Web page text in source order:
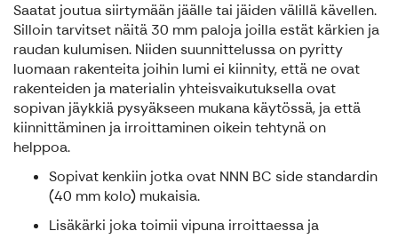
Saatat joutua siirtymään jäälle tai jäiden välillä kävellen.
Silloin tarvitset näitä 30 mm paloja joilla estät kärkien ja
raudan kulumisen. Niiden suunnittelussa on pyritty
luomaan rakenteita joihin lumi ei kiinnity, että ne ovat
rakenteiden ja materialin yhteisvaikutuksella ovat
sopivan jäykkiä pysyäkseen mukana käytössä, ja että
kiinnittäminen ja irroittaminen oikein tehtynä on
helppoa.
Sopivat kenkiin jotka ovat NNN BC side standardin
(40 mm kolo) mukaisia.
Lisäkärki joka toimii vipuna irroittaessa ja